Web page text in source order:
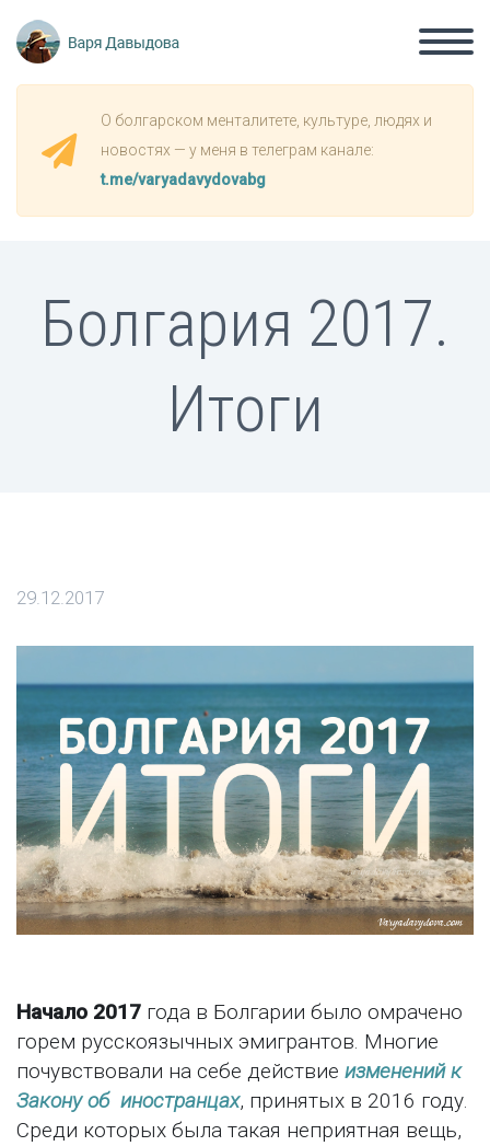
О болгарском менталитете, культуре, людях и
новостях — у меня в телеграм канале:
t.me/varyadavydovabg
Болгария 2017.
Итоги
29.12.2017
Начало 2017 года в Болгарии было омрачено
горем русскоязычных эмигрантов. Многие
почувствовали на себе действие изменений к
Закону об иностранцах, принятых в 2016 году.
Среди которых была такая неприятная вещь,